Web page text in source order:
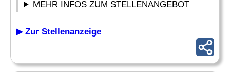
MEHR INFOS ZUM STELLENANGEBOT
▶ Zur Stellenanzeige